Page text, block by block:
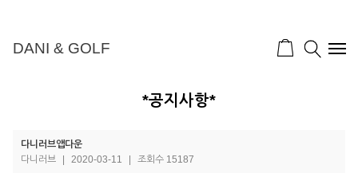
DANI & GOLF
*공지사항*
다니러브앱다운
다니러브
2020-03-11 조회수 15187